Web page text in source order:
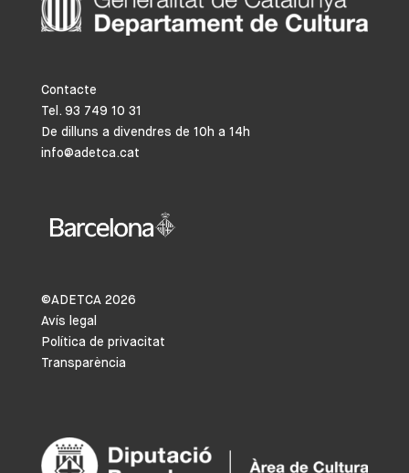
Contacte
Tel. 93 749 10 31
De dilluns a divendres de 10h a 14h
info@adetca.cat
©ADETCA 2026
Avís legal
Política de privacitat
Transparència